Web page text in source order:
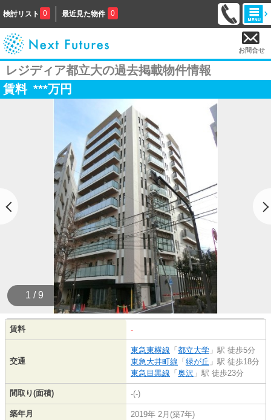
検討リスト 0 最近見た物件 0
お問合せ
レジディア都立大の過去掲載物件情報
賃料 ***万円
1 / 9
賃料 -
交通
東急東横線 「 都立大学 」駅 徒歩5分
東急大井町線 「 緑が丘 」駅 徒歩18分
東急目黒線 「 奥沢 」駅 徒歩23分
間取り(面積) -(-)
築年月 2019年 2月(築7年)